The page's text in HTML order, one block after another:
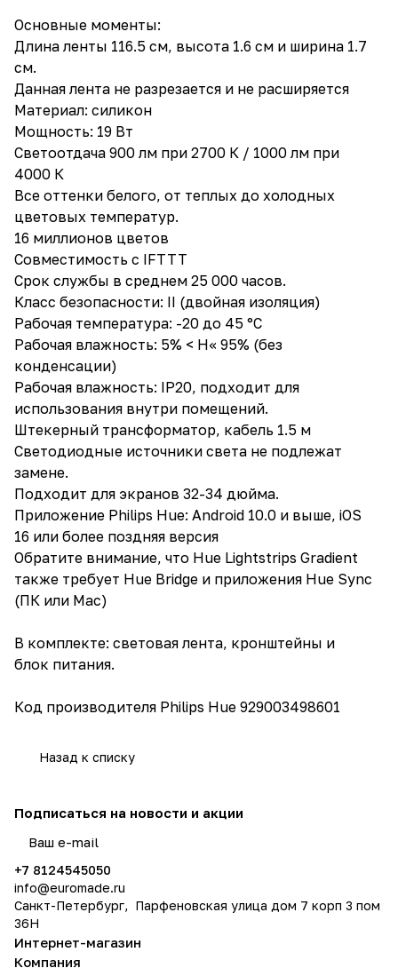
Основные моменты:
Длина ленты 116.5 см, высота 1.6 см и ширина 1.7
см.
Данная лента не разрезается и не расширяется
Материал: силикон
Мощность: 19 Вт
Светоотдача 900 лм при 2700 К / 1000 лм при
4000 К
Все оттенки белого, от теплых до холодных
цветовых температур.
16 миллионов цветов
Совместимость с IFTTT
Срок службы в среднем 25 000 часов.
Класс безопасности: II (двойная изоляция)
Рабочая температура: -20 до 45 °C
Рабочая влажность: 5% < H<< 95% (без
конденсации)
Рабочая влажность: IP20, подходит для
использования внутри помещений.
Штекерный трансформатор, кабель 1.5 м
Светодиодные источники света не подлежат
замене.
Подходит для экранов 32-34 дюйма.
Приложение Philips Hue: Android 10.0 и выше, iOS
16 или более поздняя версия
Обратите внимание, что Hue Lightstrips Gradient
также требует Hue Bridge и приложения Hue Sync
(ПК или Mac)
В комплекте: световая лента, кронштейны и
блок питания.
Код производителя Philips Hue 929003498601
Назад к списку
Подписаться на новости и акции
+7 8124545050
info@euromade.ru
Санкт-Петербург, Парфеновская улица дом 7 корп 3 пом
36Н
Интернет-магазин
Компания